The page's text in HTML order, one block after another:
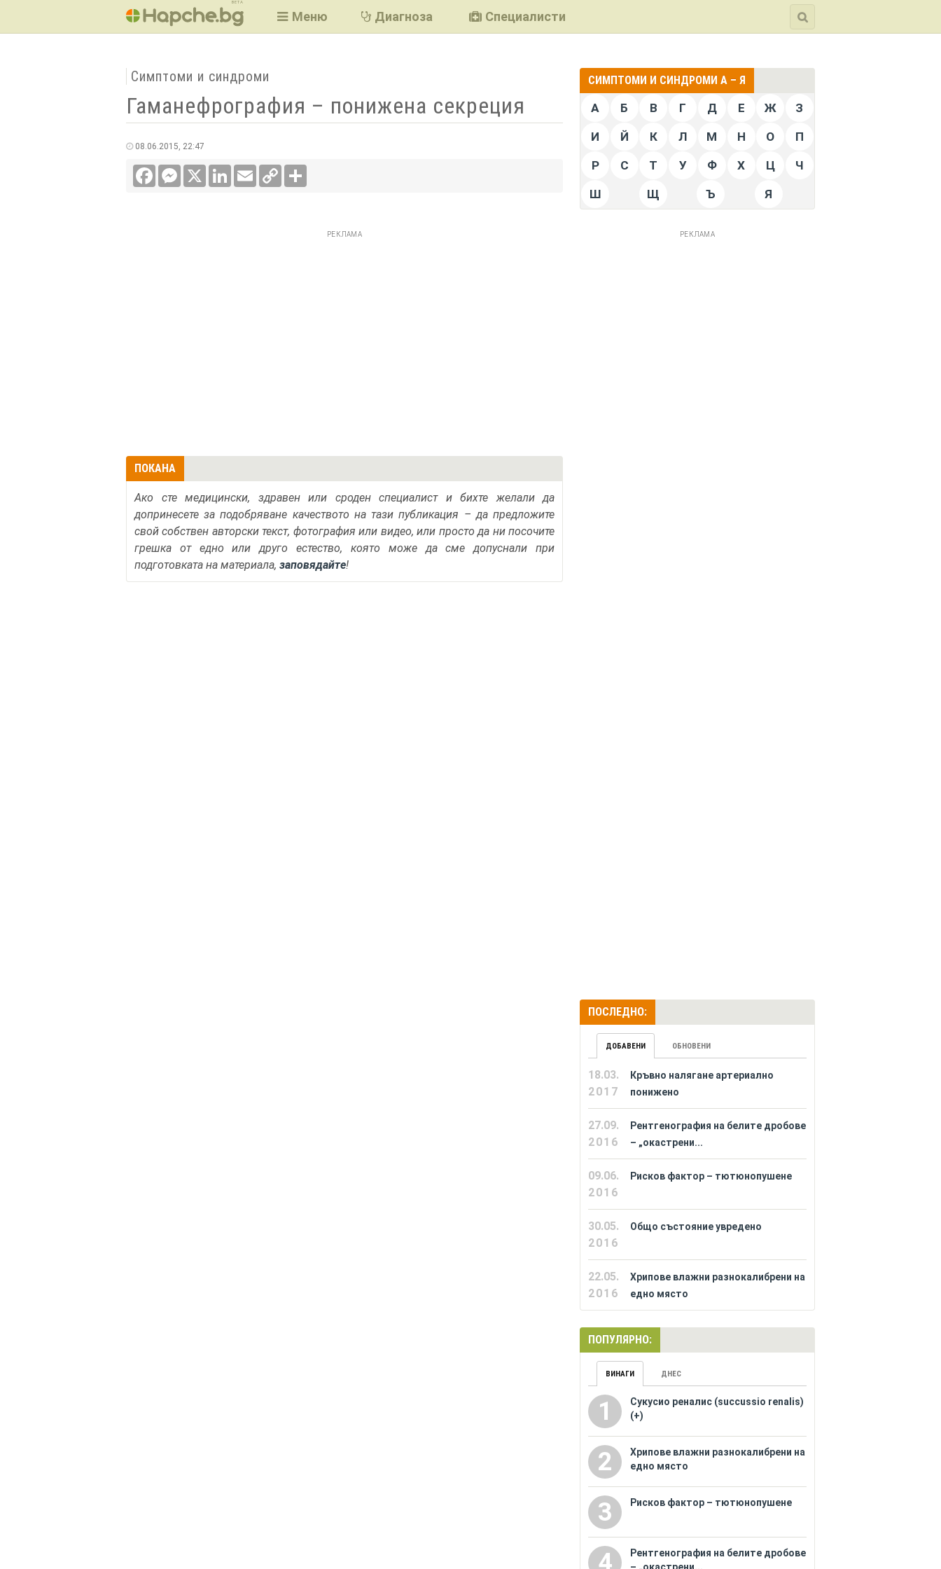
BETA
Меню Диагноза Специалисти
Симптоми и синдроми
Гаманефрография – понижена секреция
08.06.2015, 22:47
FacebookMessenger LinkedInEmail
Copy
Link
РЕКЛАМА
ПОКАНА
Ако сте медицински, здравен или сроден специалист и бихте желали да
допринесете за подобряване качеството на тази публикация – да предложите
свой собствен авторски текст, фотография или видео, или просто да ни посочите
грешка от едно или друго естество, която може да сме допуснали при
подготовката на материала, заповядайте!
СИМПТОМИ И СИНДРОМИ А – Я
А Б В Г Д Е Ж З
И Й К Л М Н О П
Р С Т У Ф Х Ц Ч
Ш Щ Ъ Я
РЕКЛАМА
ПОСЛЕДНО:
ДОБАВЕНИ ОБНОВЕНИ
18.03.
2017
Кръвно налягане артериално
понижено
27.09.
2016
Рентгенография на белите дробове
– „окастрени...
09.06.
2016
Рисков фактор – тютюнопушене
30.05.
2016
Общо състояние увредено
22.05.
2016
Хрипове влажни разнокалибрени на
едно място
ПОПУЛЯРНО:
ВИНАГИ ДНЕС
1
Сукусио реналис (succussio renalis)
(+)
2
Хрипове влажни разнокалибрени на
едно място
3 Рисков фактор – тютюнопушене
4
Рентгенография на белите дробове